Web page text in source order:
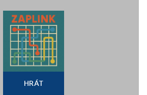
HRÁT